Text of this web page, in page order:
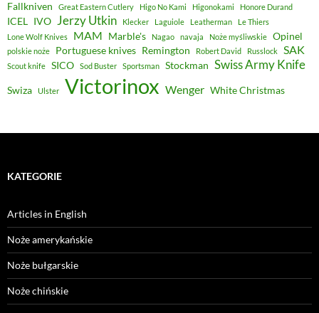
Fallkniven Great Eastern Cutlery Higo No Kami Higonokami Honore Durand
ICEL IVO Jerzy Utkin Klecker Laguiole Leatherman
Le Thiers
Lone Wolf Knives
MAM Marble's Nagao navaja Noże myśliwskie Opinel
polskie noże Portuguese knives Remington Robert David Russlock SAK
Scout knife SICO Sod Buster Sportsman Stockman Swiss Army Knife
Swiza Ulster Victorinox Wenger White Christmas
KATEGORIE
Articles in English
Noże amerykańskie
Noże bułgarskie
Noże chińskie